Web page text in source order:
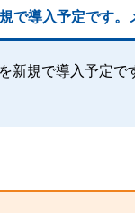
で導入予定です
新規で導入予定